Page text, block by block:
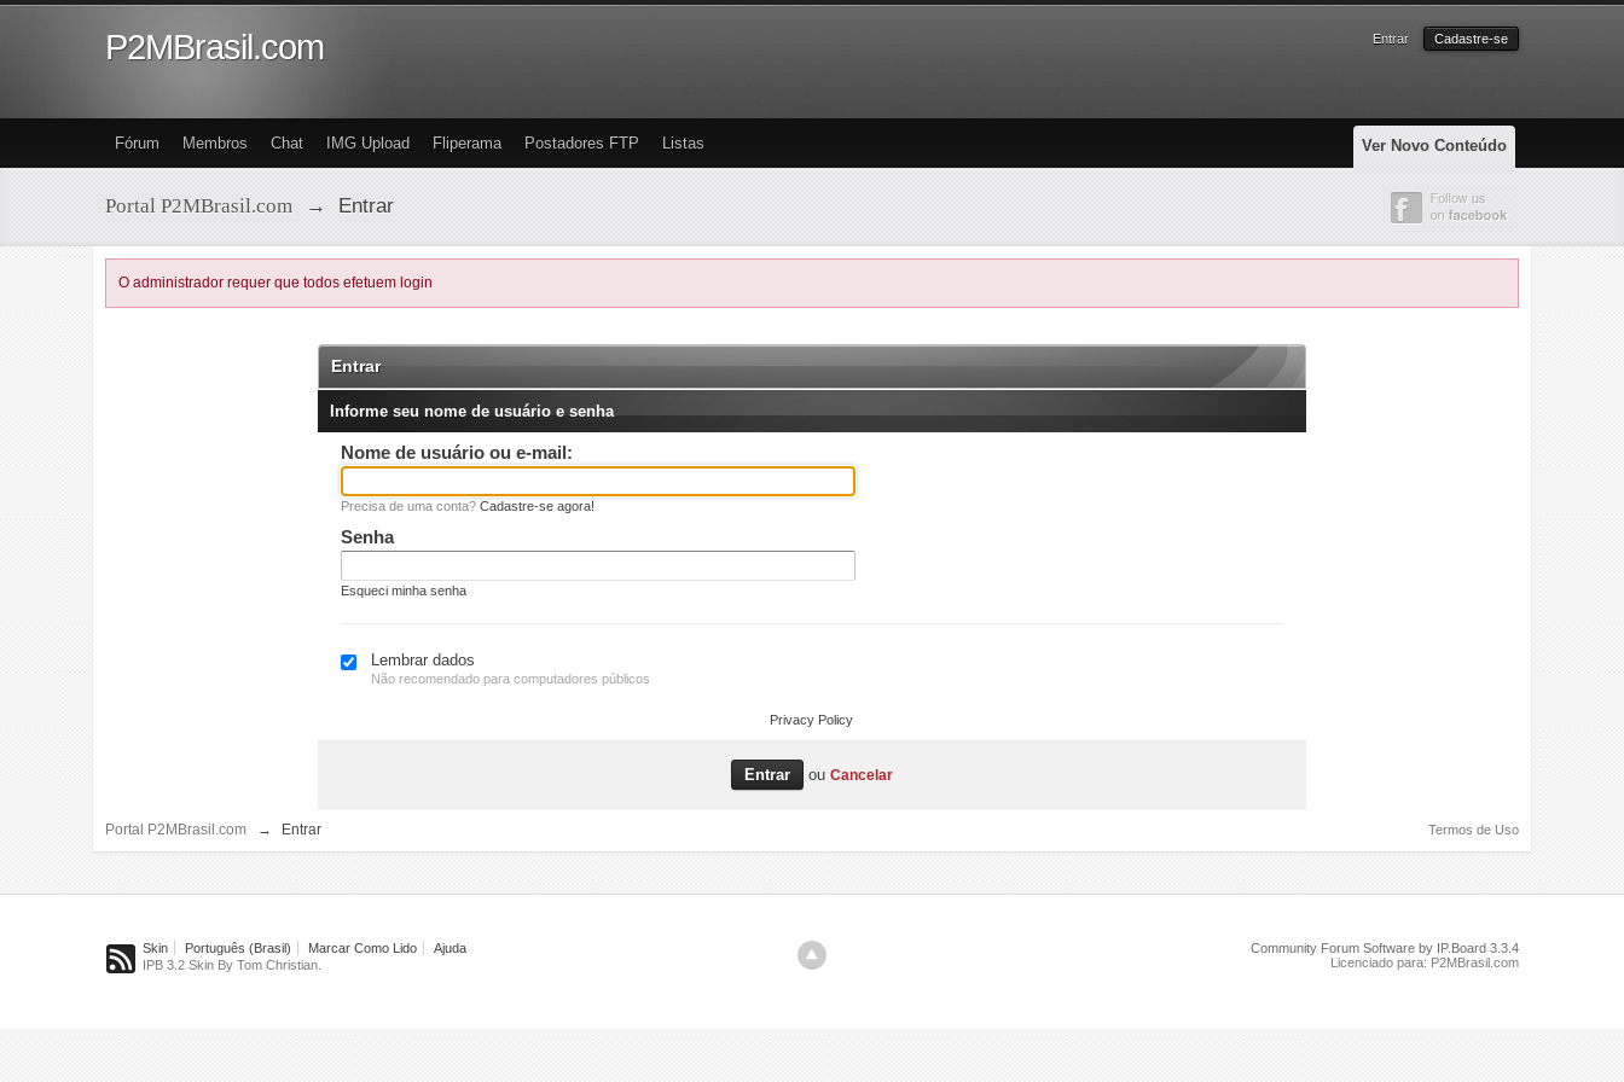
P2MBrasil.com Entrar Cadastre-se
Ver Novo Conteúdo
Fórum Membros Chat IMG Upload Fliperama Postadores FTP Listas
Portal P2MBrasil.com → Entrar
O administrador requer que todos efetuem login
Entrar
Informe seu nome de usuário e senha
Nome de usuário ou e-mail:
Precisa de uma conta? Cadastre-se agora!
Senha
Esqueci minha senha
Lembrar dados
Não recomendado para computadores públicos
Privacy Policy
ou Cancelar
Portal P2MBrasil.com → Entrar Termos de Uso
Skin Português (Brasil) Marcar Como Lido
Ajuda
IPB 3.2 Skin By Tom Christian.
Community Forum Software by IP.Board 3.3.4
Licenciado para: P2MBrasil.com